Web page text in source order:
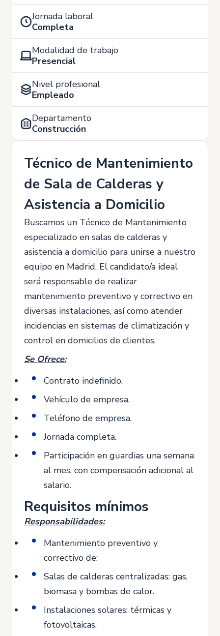
Jornada laboral
Completa
Modalidad de trabajo
Presencial
Nivel profesional
Empleado
Departamento
Construcción
Técnico de Mantenimiento
de Sala de Calderas y
Asistencia a Domicilio
Buscamos un Técnico de Mantenimiento
especializado en salas de calderas y
asistencia a domicilio para unirse a nuestro
equipo en Madrid. El candidato/a ideal
será responsable de realizar
mantenimiento preventivo y correctivo en
diversas instalaciones, así como atender
incidencias en sistemas de climatización y
control en domicilios de clientes.
Se Ofrece:
Contrato indefinido.
Vehículo de empresa.
Teléfono de empresa.
Jornada completa.
Participación en guardias una semana
al mes, con compensación adicional al
salario.
Requisitos mínimos
Responsabilidades:
Mantenimiento preventivo y
correctivo de:
Salas de calderas centralizadas: gas,
biomasa y bombas de calor.
Instalaciones solares: térmicas y
fotovoltaicas.